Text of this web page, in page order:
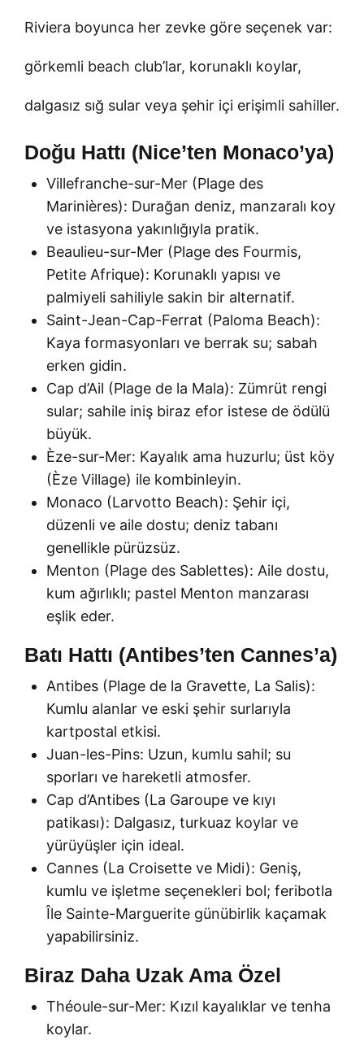
Riviera boyunca her zevke göre seçenek var:
görkemli beach club’lar, korunaklı koylar,
dalgasız sığ sular veya şehir içi erişimli sahiller.
Doğu Hattı (Nice’ten Monaco’ya)
Villefranche-sur-Mer (Plage des
Marinières): Durağan deniz, manzaralı koy
ve istasyona yakınlığıyla pratik.
Beaulieu-sur-Mer (Plage des Fourmis,
Petite Afrique): Korunaklı yapısı ve
palmiyeli sahiliyle sakin bir alternatif.
Saint-Jean-Cap-Ferrat (Paloma Beach):
Kaya formasyonları ve berrak su; sabah
erken gidin.
Cap d’Ail (Plage de la Mala): Zümrüt rengi
sular; sahile iniş biraz efor istese de ödülü
büyük.
Èze-sur-Mer: Kayalık ama huzurlu; üst köy
(Èze Village) ile kombinleyin.
Monaco (Larvotto Beach): Şehir içi,
düzenli ve aile dostu; deniz tabanı
genellikle pürüzsüz.
Menton (Plage des Sablettes): Aile dostu,
kum ağırlıklı; pastel Menton manzarası
eşlik eder.
Batı Hattı (Antibes’ten Cannes’a)
Antibes (Plage de la Gravette, La Salis):
Kumlu alanlar ve eski şehir surlarıyla
kartpostal etkisi.
Juan-les-Pins: Uzun, kumlu sahil; su
sporları ve hareketli atmosfer.
Cap d’Antibes (La Garoupe ve kıyı
patikası): Dalgasız, turkuaz koylar ve
yürüyüşler için ideal.
Cannes (La Croisette ve Midi): Geniş,
kumlu ve işletme seçenekleri bol; feribotla
Île Sainte-Marguerite günübirlik kaçamak
yapabilirsiniz.
Biraz Daha Uzak Ama Özel
Théoule-sur-Mer: Kızıl kayalıklar ve tenha
koylar.